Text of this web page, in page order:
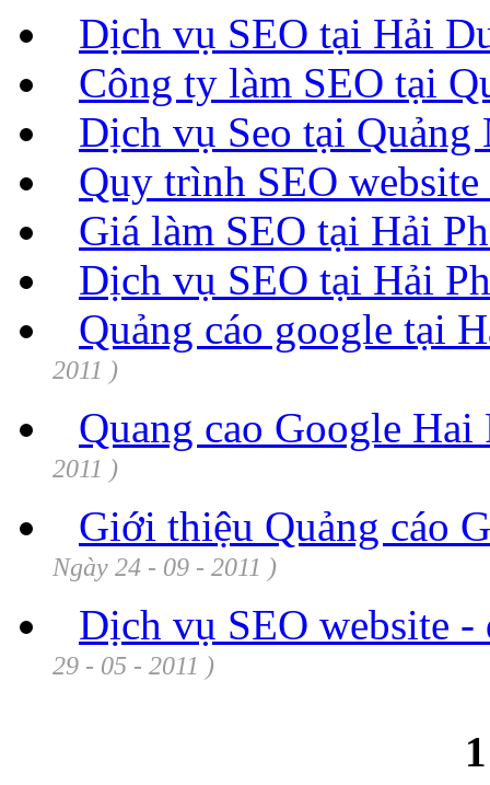
Dịch vụ SEO tại Hải
Công ty làm SEO tại
Dịch vụ Seo tại
Quy trình SEO website
Giá làm SEO tại Hải
Dịch vụ SEO tại Hải
Quảng cáo google tại
2011 )
Quang cao Google
2011 )
Giới thiệu Quảng cáo
Ngày 24 - 09 - 2011 )
Dịch vụ SEO website
29 - 05 - 2011 )
1